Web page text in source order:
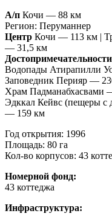
А/п Кочи — 88 км
Регион: Перуманнер
Центр Кочи — 113 км |
— 31,5 км
Водопады Атирапилли
Заповедник Перияр —
Храм Падманабхасвами
Эдккал Кейвс (пещеры с
— 159 км
Год открытия: 1996
Площадь: 80 га
Кол-во корпусов: 43
Номерной фонд:
43 коттеджа
Инфраструктура: